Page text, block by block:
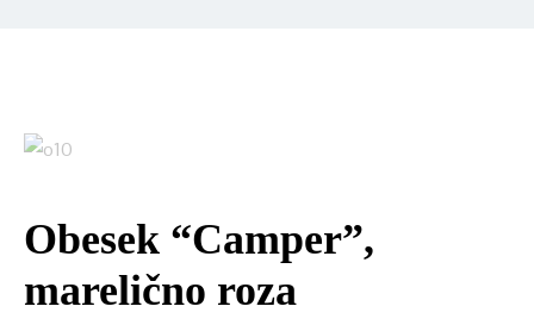
Obesek “Camper”,
marelično roza